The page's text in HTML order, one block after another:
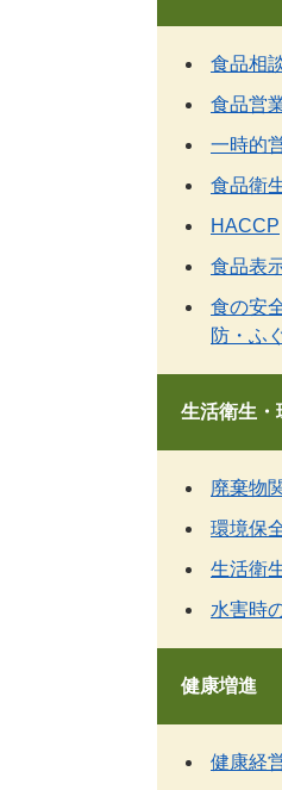
食品相
食品営
一時的
食品衛
HACCP
食品表
食の安
防・ふ
生活衛生・
廃棄物
環境保
生活衛
水害時
健康増進
健康経